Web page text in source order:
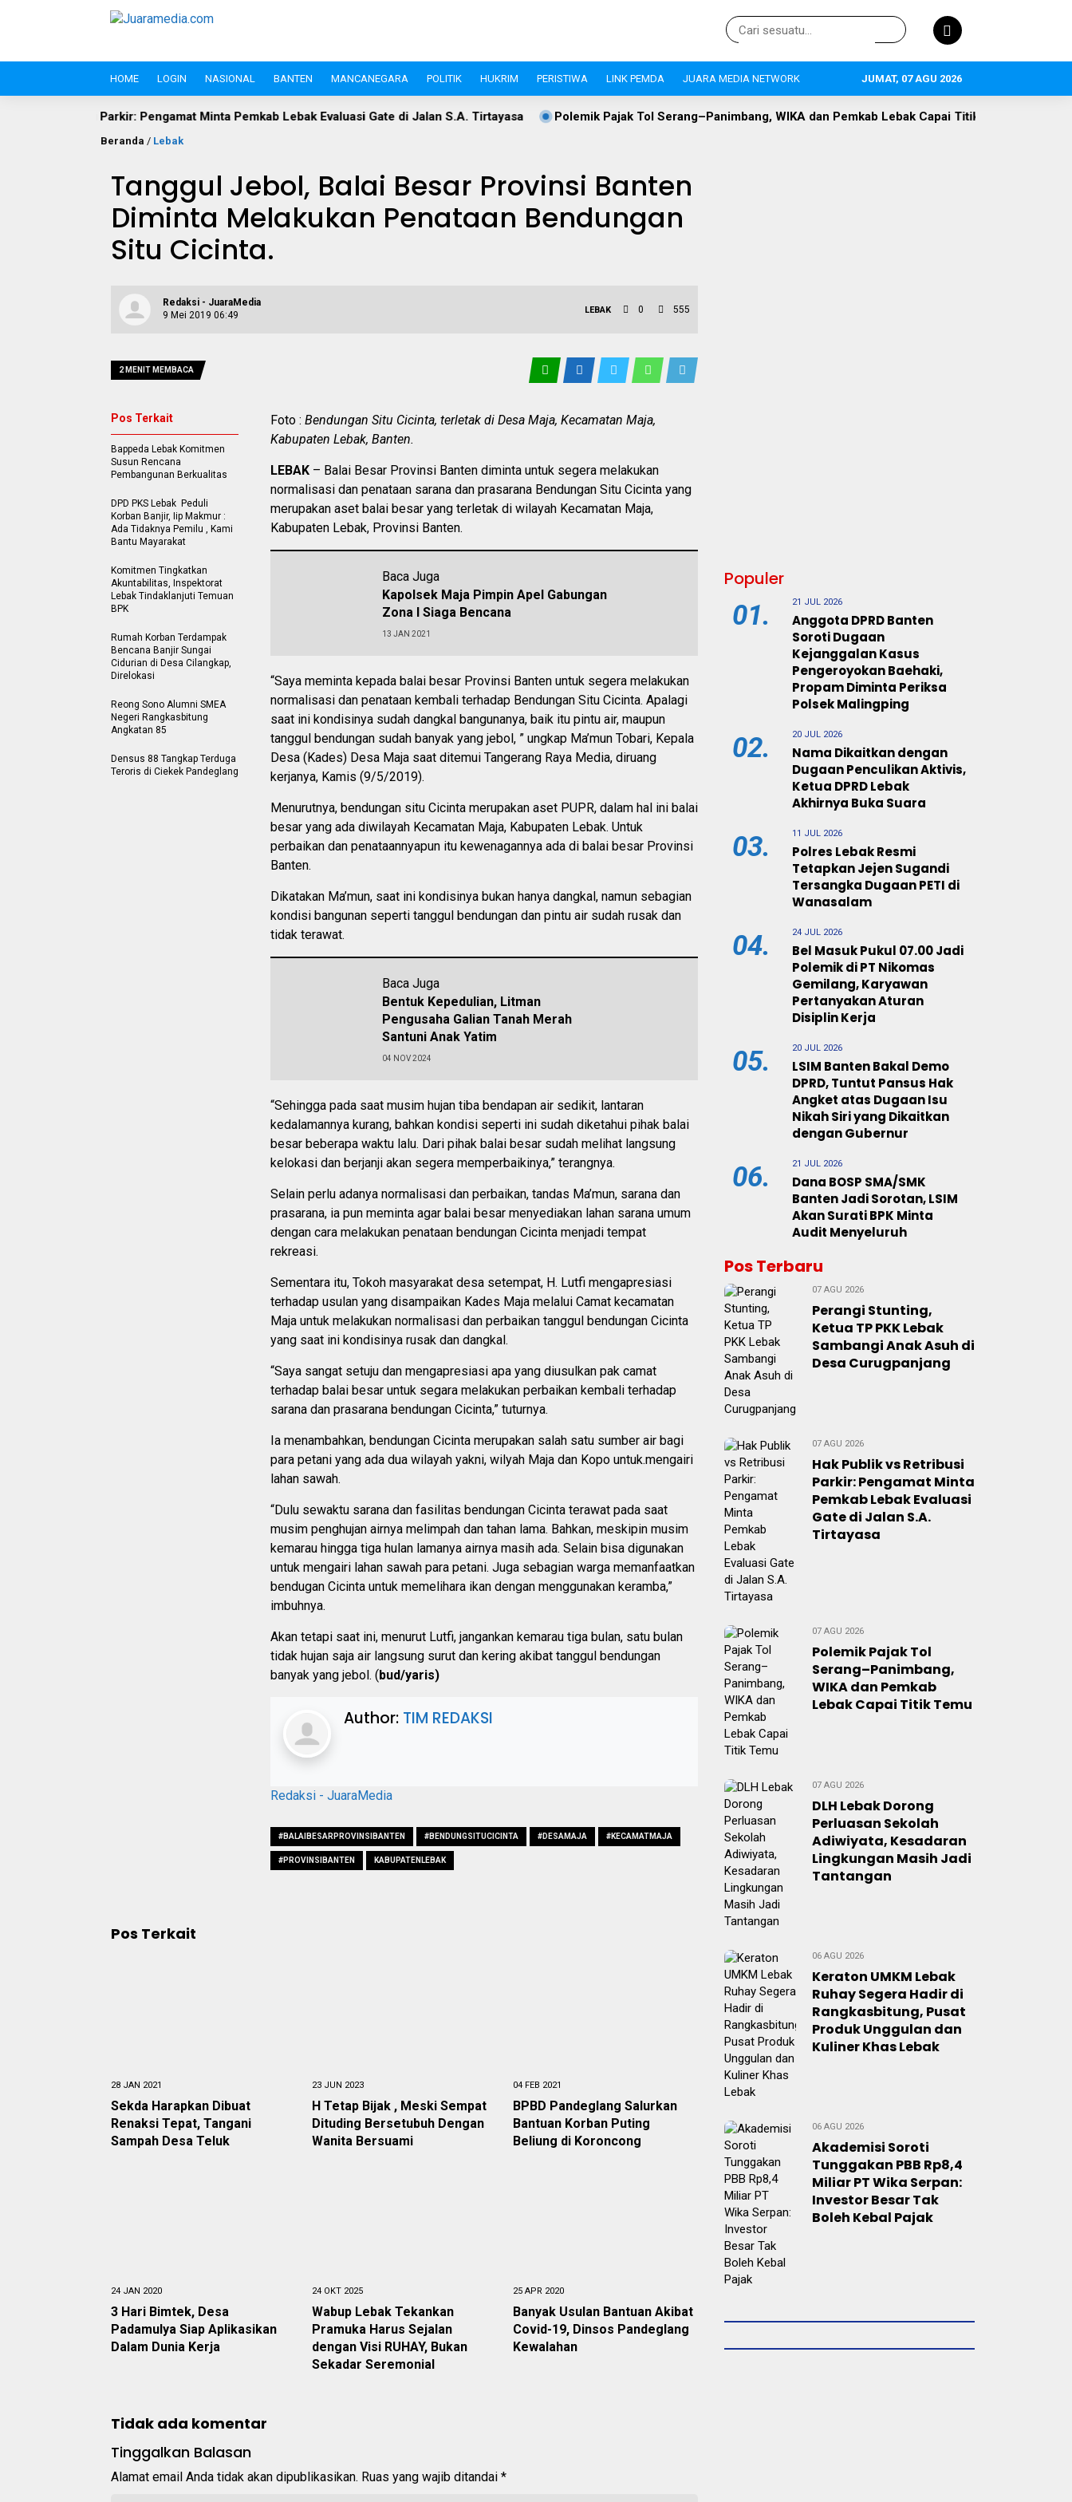
HOME LOGIN NASIONAL BANTEN MANCANEGARA POLITIK HUKRIM PERISTIWA LINK PEMDA JUARA MEDIA NETWORK JUMAT, 07 AGU 2026
Pengamat Minta Pemkab Lebak Evaluasi Gate di Jalan S.A. Tirtayasa Polemik Pajak Tol Serang–Panimbang, WIKA dan Pemkab Lebak Capai Titik Temu DLH Lebak Dorong
Beranda / Lebak
Tanggul Jebol, Balai Besar Provinsi Banten
Diminta Melakukan Penataan Bendungan
Situ Cicinta.
Redaksi - JuaraMedia
9 Mei 2019 06:49
LEBAK 0 555
2 MENIT MEMBACA
Foto : Bendungan Situ Cicinta, terletak di Desa Maja, Kecamatan Maja,
Kabupaten Lebak, Banten.
LEBAK – Balai Besar Provinsi Banten diminta untuk segera melakukan
normalisasi dan penataan sarana dan prasarana Bendungan Situ Cicinta yang
merupakan aset balai besar yang terletak di wilayah Kecamatan Maja,
Kabupaten Lebak, Provinsi Banten.
Baca Juga
Kapolsek Maja Pimpin Apel Gabungan
Zona I Siaga Bencana
13 JAN 2021
“Saya meminta kepada balai besar Provinsi Banten untuk segera melakukan
normalisasi dan penataan kembali terhadap Bendungan Situ Cicinta. Apalagi
saat ini kondisinya sudah dangkal bangunanya, baik itu pintu air, maupun
tanggul bendungan sudah banyak yang jebol, ” ungkap Ma’mun Tobari, Kepala
Desa (Kades) Desa Maja saat ditemui Tangerang Raya Media, diruang
kerjanya, Kamis (9/5/2019).
Menurutnya, bendungan situ Cicinta merupakan aset PUPR, dalam hal ini balai
besar yang ada diwilayah Kecamatan Maja, Kabupaten Lebak. Untuk
perbaikan dan penataannyapun itu kewenagannya ada di balai besar Provinsi
Banten.
Dikatakan Ma’mun, saat ini kondisinya bukan hanya dangkal, namun sebagian
kondisi bangunan seperti tanggul bendungan dan pintu air sudah rusak dan
tidak terawat.
Baca Juga
Bentuk Kepedulian, Litman
Pengusaha Galian Tanah Merah
Santuni Anak Yatim
04 NOV 2024
“Sehingga pada saat musim hujan tiba bendapan air sedikit, lantaran
kedalamannya kurang, bahkan kondisi seperti ini sudah diketahui pihak balai
besar beberapa waktu lalu. Dari pihak balai besar sudah melihat langsung
kelokasi dan berjanji akan segera memperbaikinya,” terangnya.
Selain perlu adanya normalisasi dan perbaikan, tandas Ma’mun, sarana dan
prasarana, ia pun meminta agar balai besar menyediakan lahan sarana umum
dengan cara melakukan penataan bendungan Cicinta menjadi tempat
rekreasi.
Sementara itu, Tokoh masyarakat desa setempat, H. Lutfi mengapresiasi
terhadap usulan yang disampaikan Kades Maja melalui Camat kecamatan
Maja untuk melakukan normalisasi dan perbaikan tanggul bendungan Cicinta
yang saat ini kondisinya rusak dan dangkal.
“Saya sangat setuju dan mengapresiasi apa yang diusulkan pak camat
terhadap balai besar untuk segara melakukan perbaikan kembali terhadap
sarana dan prasarana bendungan Cicinta,” tuturnya.
Ia menambahkan, bendungan Cicinta merupakan salah satu sumber air bagi
para petani yang ada dua wilayah yakni, wilyah Maja dan Kopo untuk.mengairi
lahan sawah.
“Dulu sewaktu sarana dan fasilitas bendungan Cicinta terawat pada saat
musim penghujan airnya melimpah dan tahan lama. Bahkan, meskipin musim
kemarau hingga tiga hulan lamanya airnya masih ada. Selain bisa digunakan
untuk mengairi lahan sawah para petani. Juga sebagian warga memanfaatkan
bendugan Cicinta untuk memelihara ikan dengan menggunakan keramba,”
imbuhnya.
Akan tetapi saat ini, menurut Lutfi, jangankan kemarau tiga bulan, satu bulan
tidak hujan saja air langsung surut dan kering akibat tanggul bendungan
banyak yang jebol. (bud/yaris)
Author: TIM REDAKSI
Redaksi - JuaraMedia
#BALAIBESARPROVINSIBANTEN #BENDUNGSITUCICINTA #DESAMAJA #KECAMATMAJA
#PROVINSIBANTEN KABUPATENLEBAK
Pos Terkait
Bappeda Lebak Komitmen
Susun Rencana
Pembangunan Berkualitas
DPD PKS Lebak Peduli
Korban Banjir, Iip Makmur :
Ada Tidaknya Pemilu , Kami
Bantu Mayarakat
Komitmen Tingkatkan
Akuntabilitas, Inspektorat
Lebak Tindaklanjuti Temuan
BPK
Rumah Korban Terdampak
Bencana Banjir Sungai
Cidurian di Desa Cilangkap,
Direlokasi
Reong Sono Alumni SMEA
Negeri Rangkasbitung
Angkatan 85
Densus 88 Tangkap Terduga
Teroris di Ciekek Pandeglang
Pos Terkait
28 JAN 2021
Sekda Harapkan Dibuat
Renaksi Tepat, Tangani
Sampah Desa Teluk
23 JUN 2023
H Tetap Bijak , Meski Sempat
Dituding Bersetubuh Dengan
Wanita Bersuami
04 FEB 2021
BPBD Pandeglang Salurkan
Bantuan Korban Puting
Beliung di Koroncong
24 JAN 2020
3 Hari Bimtek, Desa
Padamulya Siap Aplikasikan
Dalam Dunia Kerja
24 OKT 2025
Wabup Lebak Tekankan
Pramuka Harus Sejalan
dengan Visi RUHAY, Bukan
Sekadar Seremonial
25 APR 2020
Banyak Usulan Bantuan Akibat
Covid-19, Dinsos Pandeglang
Kewalahan
Tidak ada komentar
Tinggalkan Balasan
Alamat email Anda tidak akan dipublikasikan. Ruas yang wajib ditandai *
Populer
01. 21 JUL 2026
Anggota DPRD Banten
Soroti Dugaan
Kejanggalan Kasus
Pengeroyokan Baehaki,
Propam Diminta Periksa
Polsek Malingping
02. 20 JUL 2026
Nama Dikaitkan dengan
Dugaan Penculikan Aktivis,
Ketua DPRD Lebak
Akhirnya Buka Suara
03. 11 JUL 2026
Polres Lebak Resmi
Tetapkan Jejen Sugandi
Tersangka Dugaan PETI di
Wanasalam
04. 24 JUL 2026
Bel Masuk Pukul 07.00 Jadi
Polemik di PT Nikomas
Gemilang, Karyawan
Pertanyakan Aturan
Disiplin Kerja
05. 20 JUL 2026
LSIM Banten Bakal Demo
DPRD, Tuntut Pansus Hak
Angket atas Dugaan Isu
Nikah Siri yang Dikaitkan
dengan Gubernur
06. 21 JUL 2026
Dana BOSP SMA/SMK
Banten Jadi Sorotan, LSIM
Akan Surati BPK Minta
Audit Menyeluruh
Pos Terbaru
07 AGU 2026
Perangi Stunting,
Ketua TP PKK Lebak
Sambangi Anak Asuh di
Desa Curugpanjang
07 AGU 2026
Hak Publik vs Retribusi
Parkir: Pengamat Minta
Pemkab Lebak Evaluasi
Gate di Jalan S.A.
Tirtayasa
07 AGU 2026
Polemik Pajak Tol
Serang–Panimbang,
WIKA dan Pemkab
Lebak Capai Titik Temu
07 AGU 2026
DLH Lebak Dorong
Perluasan Sekolah
Adiwiyata, Kesadaran
Lingkungan Masih Jadi
Tantangan
06 AGU 2026
Keraton UMKM Lebak
Ruhay Segera Hadir di
Rangkasbitung, Pusat
Produk Unggulan dan
Kuliner Khas Lebak
06 AGU 2026
Akademisi Soroti
Tunggakan PBB Rp8,4
Miliar PT Wika Serpan:
Investor Besar Tak
Boleh Kebal Pajak